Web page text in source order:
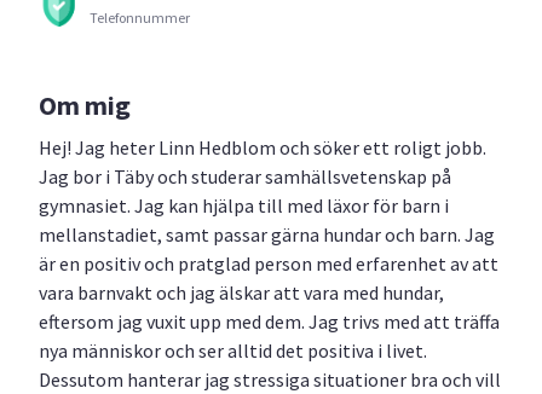
Telefonnummer
Om mig
Hej! Jag heter Linn Hedblom och söker ett roligt jobb.
Jag bor i Täby och studerar samhällsvetenskap på
gymnasiet. Jag kan hjälpa till med läxor för barn i
mellanstadiet, samt passar gärna hundar och barn. Jag
är en positiv och pratglad person med erfarenhet av att
vara barnvakt och jag älskar att vara med hundar,
eftersom jag vuxit upp med dem. Jag trivs med att träffa
nya människor och ser alltid det positiva i livet.
Dessutom hanterar jag stressiga situationer bra och vill